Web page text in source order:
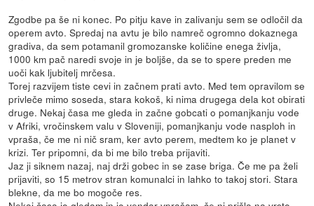
Zgodbe pa še ni konec. Po pitju kave in zalivanju sem se odločil da
operem avto. Spredaj na avtu je bilo namreč ogromno dokaznega
gradiva, da sem potamanil gromozanske količine enega življa,
1000 km pač naredi svoje in je boljše, da se to spere preden me
uoči kak ljubitelj mrčesa.
Torej razvijem tiste cevi in začnem prati avto. Med tem opravilom se
privleče mimo soseda, stara kokoš, ki nima drugega dela kot obirati
druge. Nekaj časa me gleda in začne gobcati o pomanjkanju vode
v Afriki, vročinskem valu v Sloveniji, pomanjkanju vode nasploh in
vpraša, če me ni nič sram, ker avto perem, medtem ko je planet v
krizi. Ter pripomni, da bi me bilo treba prijaviti.
Jaz ji siknem nazaj, naj drži gobec in se zase briga. Če me pa želi
prijaviti, so 15 metrov stran komunalci in lahko to takoj stori. Stara
blekne, da me bo mogoče res.